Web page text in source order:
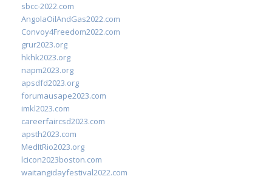
sbcc-2022.com
AngolaOilAndGas2022.com
Convoy4Freedom2022.com
grur2023.org
hkhk2023.org
napm2023.org
apsdfd2023.org
forumausape2023.com
imkl2023.com
careerfaircsd2023.com
apsth2023.com
MedItRio2023.org
lcicon2023boston.com
waitangidayfestival2022.com